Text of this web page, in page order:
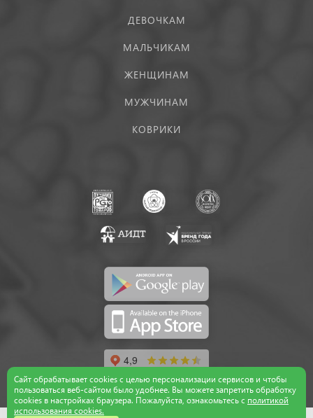
ДЕВОЧКАМ
МАЛЬЧИКАМ
ЖЕНЩИНАМ
МУЖЧИНАМ
КОВРИКИ
Сайт обрабатывает cookies с целью персонализации сервисов и чтобы
пользоваться веб-сайтом было удобнее. Вы можете запретить обработку
сookies в настройках браузера. Пожалуйста, ознакомьтесь с политикой
использования cookies.